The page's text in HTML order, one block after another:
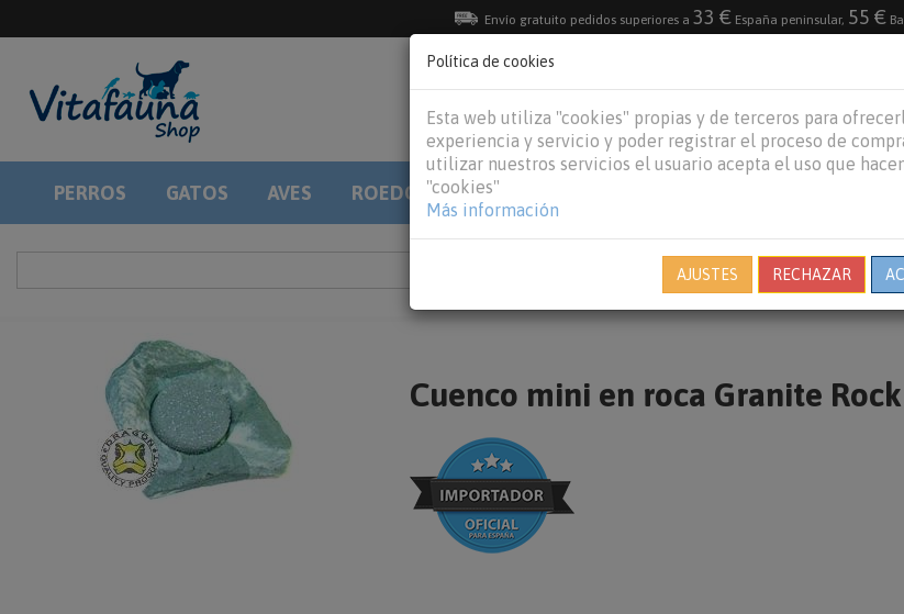
Envío gratuito pedidos superiores a 33 € España peninsular, 55 €
DESTACADO
VACACIONES DE VERANO
PERROS GATOS AVES ROEDORES REPTILES
Cuenco mini en roca Granite
Política de cookies
Esta web utiliza "cookies" propias y de terceros para
experiencia y servicio y poder registrar el proceso de
utilizar nuestros servicios el usuario acepta el uso que
"cookies"
Más información
AJUSTES RECHAZAR